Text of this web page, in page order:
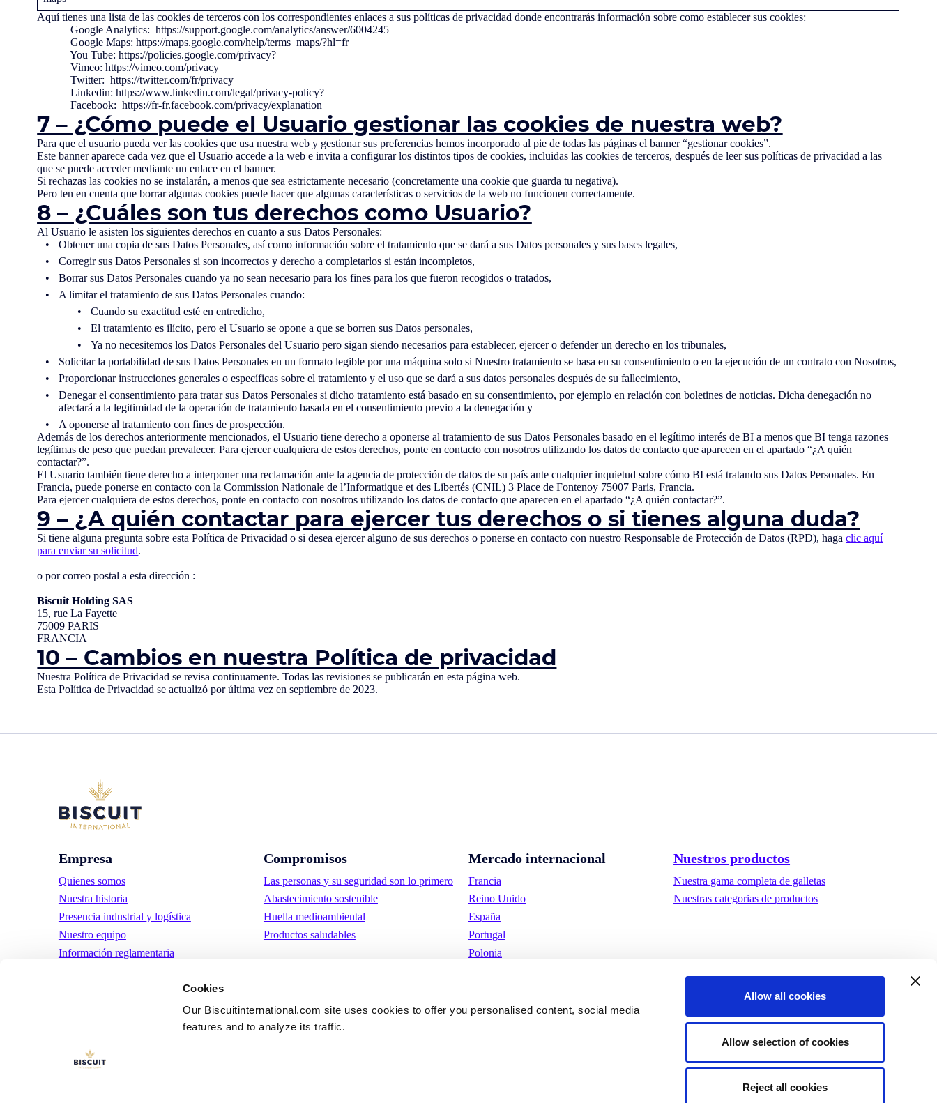
Cookies
Our Biscuitinternational.com site uses cookies to offer you personalised content, social media
features and to analyze its traffic.
Allow all cookies
Allow selection of cookies
Reject all cookies
Aquí tienes una lista de las cookies de terceros con los correspondientes enlaces a sus políticas de privacidad donde encontrarás información sobre como establecer sus cookies:
Google Analytics: https://support.google.com/analytics/answer/6004245
Google Maps: https://maps.google.com/help/terms_maps/?hl=fr
You Tube: https://policies.google.com/privacy?
Vimeo: https://vimeo.com/privacy
Twitter: https://twitter.com/fr/privacy
Linkedin: https://www.linkedin.com/legal/privacy-policy?
Facebook: https://fr-fr.facebook.com/privacy/explanation
7 – ¿Cómo puede el Usuario gestionar las cookies de nuestra web?
Para que el usuario pueda ver las cookies que usa nuestra web y gestionar sus preferencias hemos incorporado al pie de todas las páginas el banner “gestionar cookies”.
Este banner aparece cada vez que el Usuario accede a la web e invita a configurar los distintos tipos de cookies, incluidas las cookies de terceros, después de leer sus políticas de privacidad a las
que se puede acceder mediante un enlace en el banner.
Si rechazas las cookies no se instalarán, a menos que sea estrictamente necesario (concretamente una cookie que guarda tu negativa).
Pero ten en cuenta que borrar algunas cookies puede hacer que algunas características o servicios de la web no funcionen correctamente.
8 – ¿Cuáles son tus derechos como Usuario?
Al Usuario le asisten los siguientes derechos en cuanto a sus Datos Personales:
Obtener una copia de sus Datos Personales, así como información sobre el tratamiento que se dará a sus Datos personales y sus bases legales,
Corregir sus Datos Personales si son incorrectos y derecho a completarlos si están incompletos,
Borrar sus Datos Personales cuando ya no sean necesario para los fines para los que fueron recogidos o tratados,
A limitar el tratamiento de sus Datos Personales cuando:
Cuando su exactitud esté en entredicho,
El tratamiento es ilícito, pero el Usuario se opone a que se borren sus Datos personales,
Ya no necesitemos los Datos Personales del Usuario pero sigan siendo necesarios para establecer, ejercer o defender un derecho en los tribunales,
Solicitar la portabilidad de sus Datos Personales en un formato legible por una máquina solo si Nuestro tratamiento se basa en su consentimiento o en la ejecución de un contrato con Nosotros,
Proporcionar instrucciones generales o específicas sobre el tratamiento y el uso que se dará a sus datos personales después de su fallecimiento,
Denegar el consentimiento para tratar sus Datos Personales si dicho tratamiento está basado en su consentimiento, por ejemplo en relación con boletines de noticias. Dicha denegación no
afectará a la legitimidad de la operación de tratamiento basada en el consentimiento previo a la denegación y
A oponerse al tratamiento con fines de prospección.
Además de los derechos anteriormente mencionados, el Usuario tiene derecho a oponerse al tratamiento de sus Datos Personales basado en el legítimo interés de BI a menos que BI tenga razones
legítimas de peso que puedan prevalecer. Para ejercer cualquiera de estos derechos, ponte en contacto con nosotros utilizando los datos de contacto que aparecen en el apartado “¿A quién
contactar?”.
El Usuario también tiene derecho a interponer una reclamación ante la agencia de protección de datos de su país ante cualquier inquietud sobre cómo BI está tratando sus Datos Personales. En
Francia, puede ponerse en contacto con la Commission Nationale de l’Informatique et des Libertés (CNIL) 3 Place de Fontenoy 75007 Paris, Francia.
Para ejercer cualquiera de estos derechos, ponte en contacto con nosotros utilizando los datos de contacto que aparecen en el apartado “¿A quién contactar?”.
9 – ¿A quién contactar para ejercer tus derechos o si tienes alguna duda?
Si tiene alguna pregunta sobre esta Política de Privacidad o si desea ejercer alguno de sus derechos o ponerse en contacto con nuestro Responsable de Protección de Datos (RPD), hagaclic aquí
para enviar su solicitud.
o por correo postal a esta dirección :
Biscuit Holding SAS
15, rue La Fayette
75009 PARIS
FRANCIA
10 – Cambios en nuestra Política de privacidad
Nuestra Política de Privacidad se revisa continuamente. Todas las revisiones se publicarán en esta página web.
Esta Política de Privacidad se actualizó por última vez en septiembre de 2023.
Empresa
Quienes somos
Nuestra historia
Presencia industrial y logística
Nuestro equipo
Información reglamentaria
Compromisos
Las personas y su seguridad son lo primero
Abastecimiento sostenible
Huella medioambiental
Productos saludables
Mercado internacional
Francia
Reino Unido
España
Portugal
Polonia
Suecia
Nuestros productos
Nuestra gama completa de galletas
Nuestras categorias de productos